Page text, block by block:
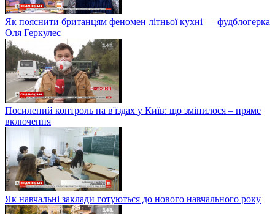
Як пояснити британцям феномен літньої кухні — фудблогерка
Оля Геркулес
Посилений контроль на в'їздах у Київ: що змінилося – пряме
включення
Як навчальні заклади готуються до нового навчального року